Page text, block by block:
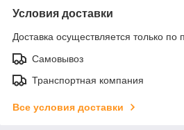
Условия доставки
Доставка осуществляется только по
Самовывоз
Транспортная компания
Все условия доставки